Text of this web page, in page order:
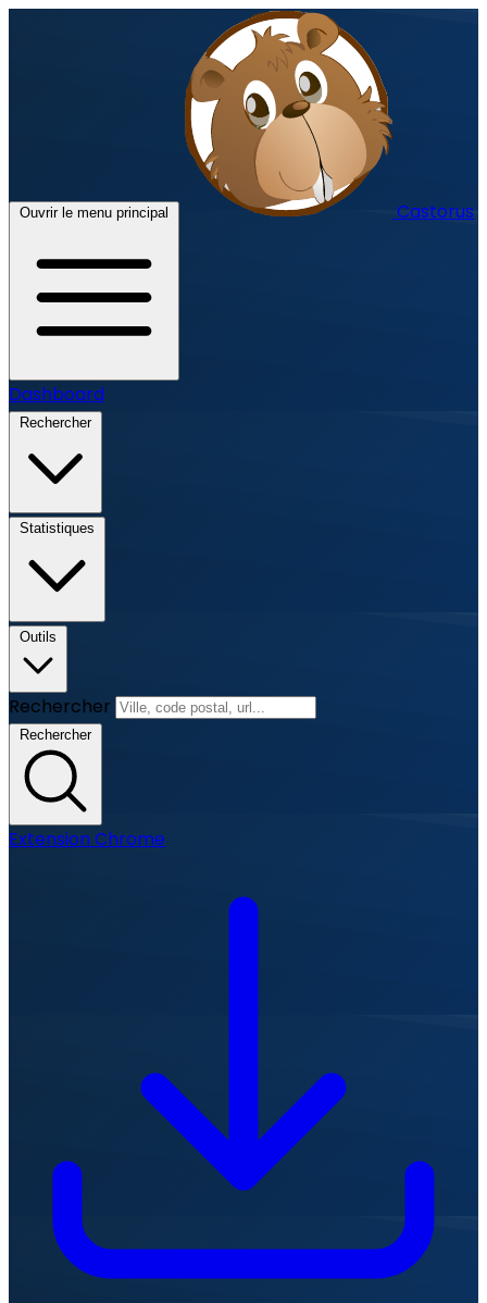
Ouvrir le menu principal Castorus
Dashboard
Rechercher
Statistiques
Outils
Rechercher
Rechercher
Extension Chrome